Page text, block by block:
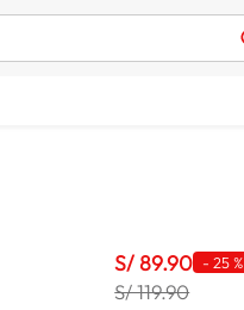
S/89.90 -25 %
S/ 119.90